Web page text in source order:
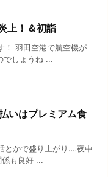
上！＆初詣
！ 羽田空港で航空機が
でしょうね ...
いはプレミアム食
とかで盛り上がり‥‥夜中
も良好 ...